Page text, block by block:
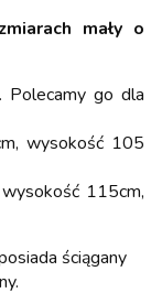
mały o
Polecamy go dla
wysokość 105
115cm,
ściągany